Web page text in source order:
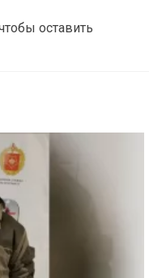
оставить